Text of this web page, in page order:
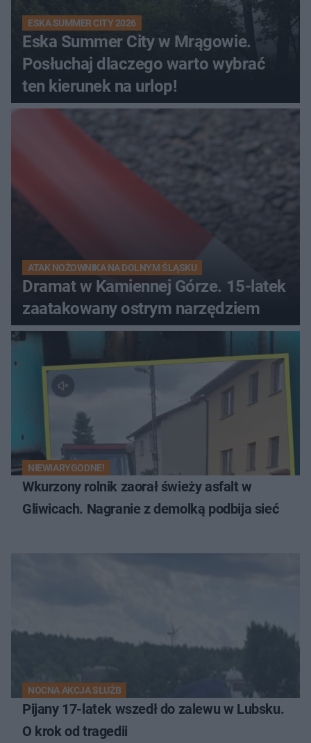
ESKA SUMMER CITY 2026
Eska Summer City w Mrągowie.
Posłuchaj dlaczego warto wybrać
ten kierunek na urlop!
ATAK NOŻOWNIKA NA DOLNYM ŚLĄSKU
Dramat w Kamiennej Górze. 15-latek
zaatakowany ostrym narzędziem
NIEWIARYGODNE!
Wkurzony rolnik zaorał świeży asfalt w
Gliwicach. Nagranie z demolką podbija sieć
NOCNA AKCJA SŁUŻB
Pijany 17-latek wszedł do zalewu w Lubsku.
O krok od tragedii